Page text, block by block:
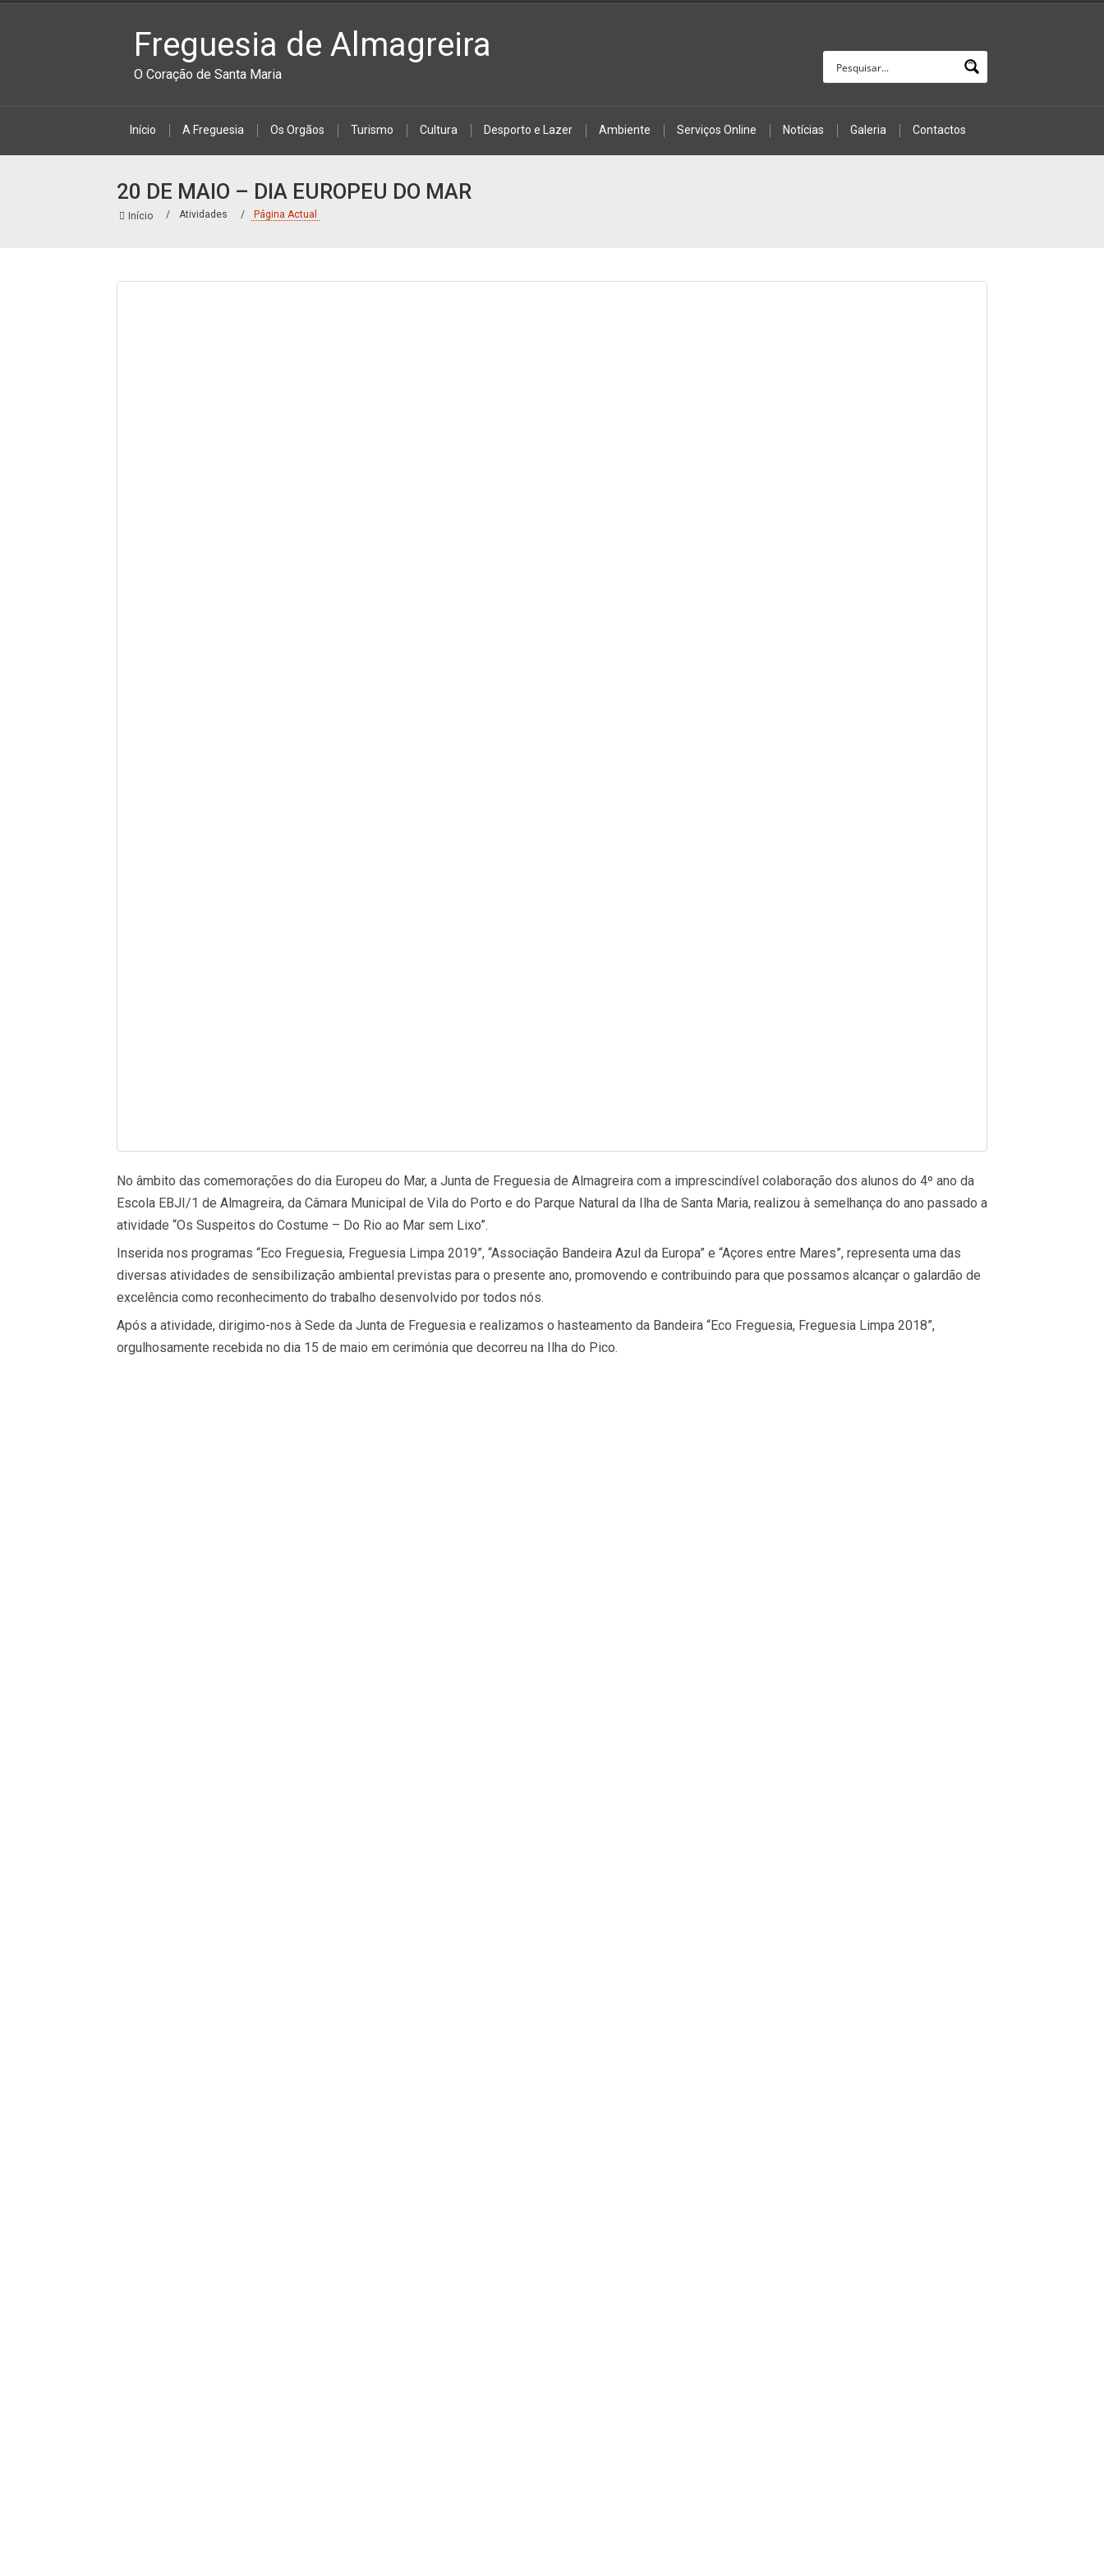
Freguesia de Almagreira
O Coração de Santa Maria
Início A Freguesia Os Orgãos Turismo Cultura Desporto e Lazer Ambiente Serviços Online Notícias Galeria Contactos
20 DE MAIO – DIA EUROPEU DO MAR
Início Atividades Página Actual
No âmbito das comemorações do dia Europeu do Mar, a Junta de Freguesia de Almagreira com a imprescindível colaboração dos alunos do 4º ano da
Escola EBJI/1 de Almagreira, da Câmara Municipal de Vila do Porto e do Parque Natural da Ilha de Santa Maria, realizou à semelhança do ano passado a
atividade “Os Suspeitos do Costume – Do Rio ao Mar sem Lixo”.
Inserida nos programas “Eco Freguesia, Freguesia Limpa 2019”, “Associação Bandeira Azul da Europa” e “Açores entre Mares”, representa uma das
diversas atividades de sensibilização ambiental previstas para o presente ano, promovendo e contribuindo para que possamos alcançar o galardão de
excelência como reconhecimento do trabalho desenvolvido por todos nós.
Após a atividade, dirigimo-nos à Sede da Junta de Freguesia e realizamos o hasteamento da Bandeira “Eco Freguesia, Freguesia Limpa 2018”,
orgulhosamente recebida no dia 15 de maio em cerimónia que decorreu na Ilha do Pico.